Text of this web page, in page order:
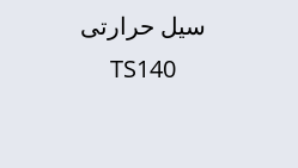
سیل حرارتی
TS140